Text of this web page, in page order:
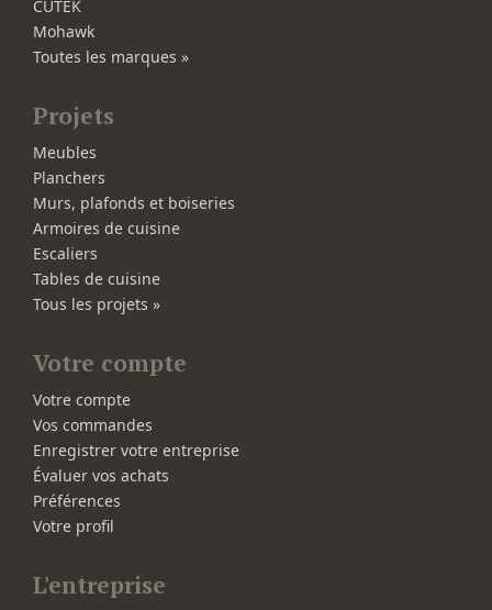
CUTEK
Mohawk
Toutes les marques »
Projets
Meubles
Planchers
Murs, plafonds et boiseries
Armoires de cuisine
Escaliers
Tables de cuisine
Tous les projets »
Votre compte
Votre compte
Vos commandes
Enregistrer votre entreprise
Évaluer vos achats
Préférences
Votre profil
L'entreprise